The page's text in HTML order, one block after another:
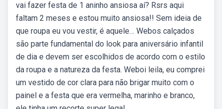
vai fazer festa de 1 aninho ansiosa aí? Rsrs aqui
faltam 2 meses e estou muito ansiosa!! Sem ideia de
que roupa eu vou vestir, é aquele… Webos calçados
são parte fundamental do look para aniversário infantil
de dia e devem ser escolhidos de acordo com o estilo
da roupa e a natureza da festa. Weboi leila, eu comprei
um vestido de cor clara para não brigar muito com o
painel e a festa que era vermelha, marinho e branco,